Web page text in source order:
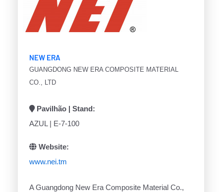
NEW ERA
GUANGDONG NEW ERA COMPOSITE MATERIAL
CO., LTD
Pavilhão | Stand:
AZUL | E-7-100
Website:
www.nei.tm
A Guangdong New Era Composite Material Co.,